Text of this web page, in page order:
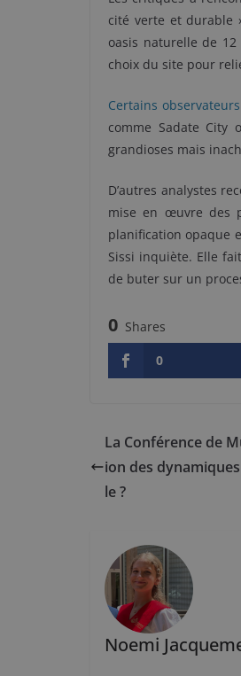
cité verte et durable
oasis naturelle de
choix du site pour
Certains observateurs
comme Sadate City
grandioses mais
D’autres analystes
mise en œuvre des
planification opaque
Sissi inquiète. Elle
de buter sur un
0 Shares
0
La Conférence de
ion des
le ?
Noemi